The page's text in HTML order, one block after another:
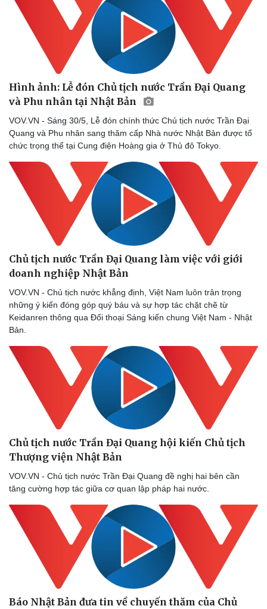
Thể thao
Lịch thi đấu bóng đá
Thế giới thể thao
eSports
Hậu trường
Ô tô - Xe máy
Ô tô
Xe máy
Tư vấn
Hình ảnh: Lễ đón Chủ tịch nước Trần Đại Quang
và Phu nhân tại Nhật Bản
VOV.VN - Sáng 30/5, Lễ đón chính thức Chủ tịch nước Trần Đại
Quang và Phu nhân sang thăm cấp Nhà nước Nhật Bản được tổ
chức trọng thể tại Cung điện Hoàng gia ở Thủ đô Tokyo.
Chủ tịch nước Trần Đại Quang làm việc với giới
doanh nghiệp Nhật Bản
VOV.VN - Chủ tịch nước khẳng định, Việt Nam luôn trân trọng
những ý kiến đóng góp quý báu và sự hợp tác chặt chẽ từ
Keidanren thông qua Đối thoại Sáng kiến chung Việt Nam - Nhật
Bản.
Chủ tịch nước Trần Đại Quang hội kiến Chủ tịch
Thượng viện Nhật Bản
VOV.VN - Chủ tịch nước Trần Đại Quang đề nghị hai bên cần
tăng cường hợp tác giữa cơ quan lập pháp hai nước.
Báo Nhật Bản đưa tin về chuyến thăm của Chủ